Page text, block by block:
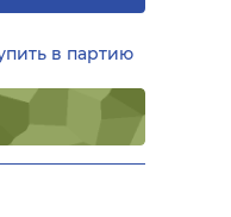
в партию